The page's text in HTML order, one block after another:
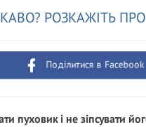
РОЗКАЖІТЬ
Поділитися в Facebook